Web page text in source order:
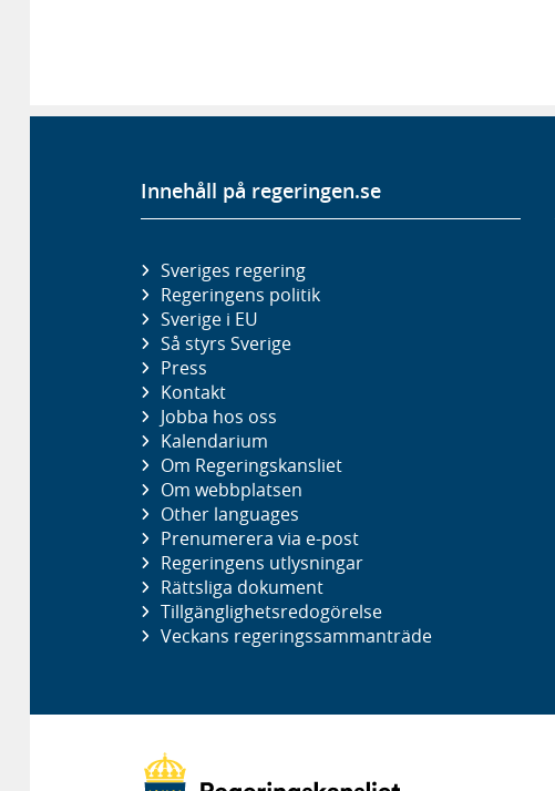
Innehåll på regeringen.se
Sveriges regering
Regeringens politik
Sverige i EU
Så styrs Sverige
Press
Kontakt
Jobba hos oss
Kalendarium
Om Regeringskansliet
Om webbplatsen
Other languages
Prenumerera via e-post
Regeringens utlysningar
Rättsliga dokument
Tillgänglighetsredogörelse
Veckans regeringssammanträde